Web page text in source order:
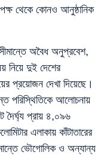
পক্ষ থেকে কোনও আনুষ্ঠানিক
অবৈধ অনুপ্রবেশ,
নিয়ে দুই দেশের
প্রয়োজন দেখা দিয়েছে।
পরিস্থিতিকে আলোচনায়
দৈর্ঘ্য প্রায় ৪,০৯৬
এলাকায় কাঁটাতারের
ভৌগোলিক ও অন্যান্য